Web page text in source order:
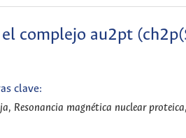
complejo au2pt
clave:
Resonancia magnética nuclear